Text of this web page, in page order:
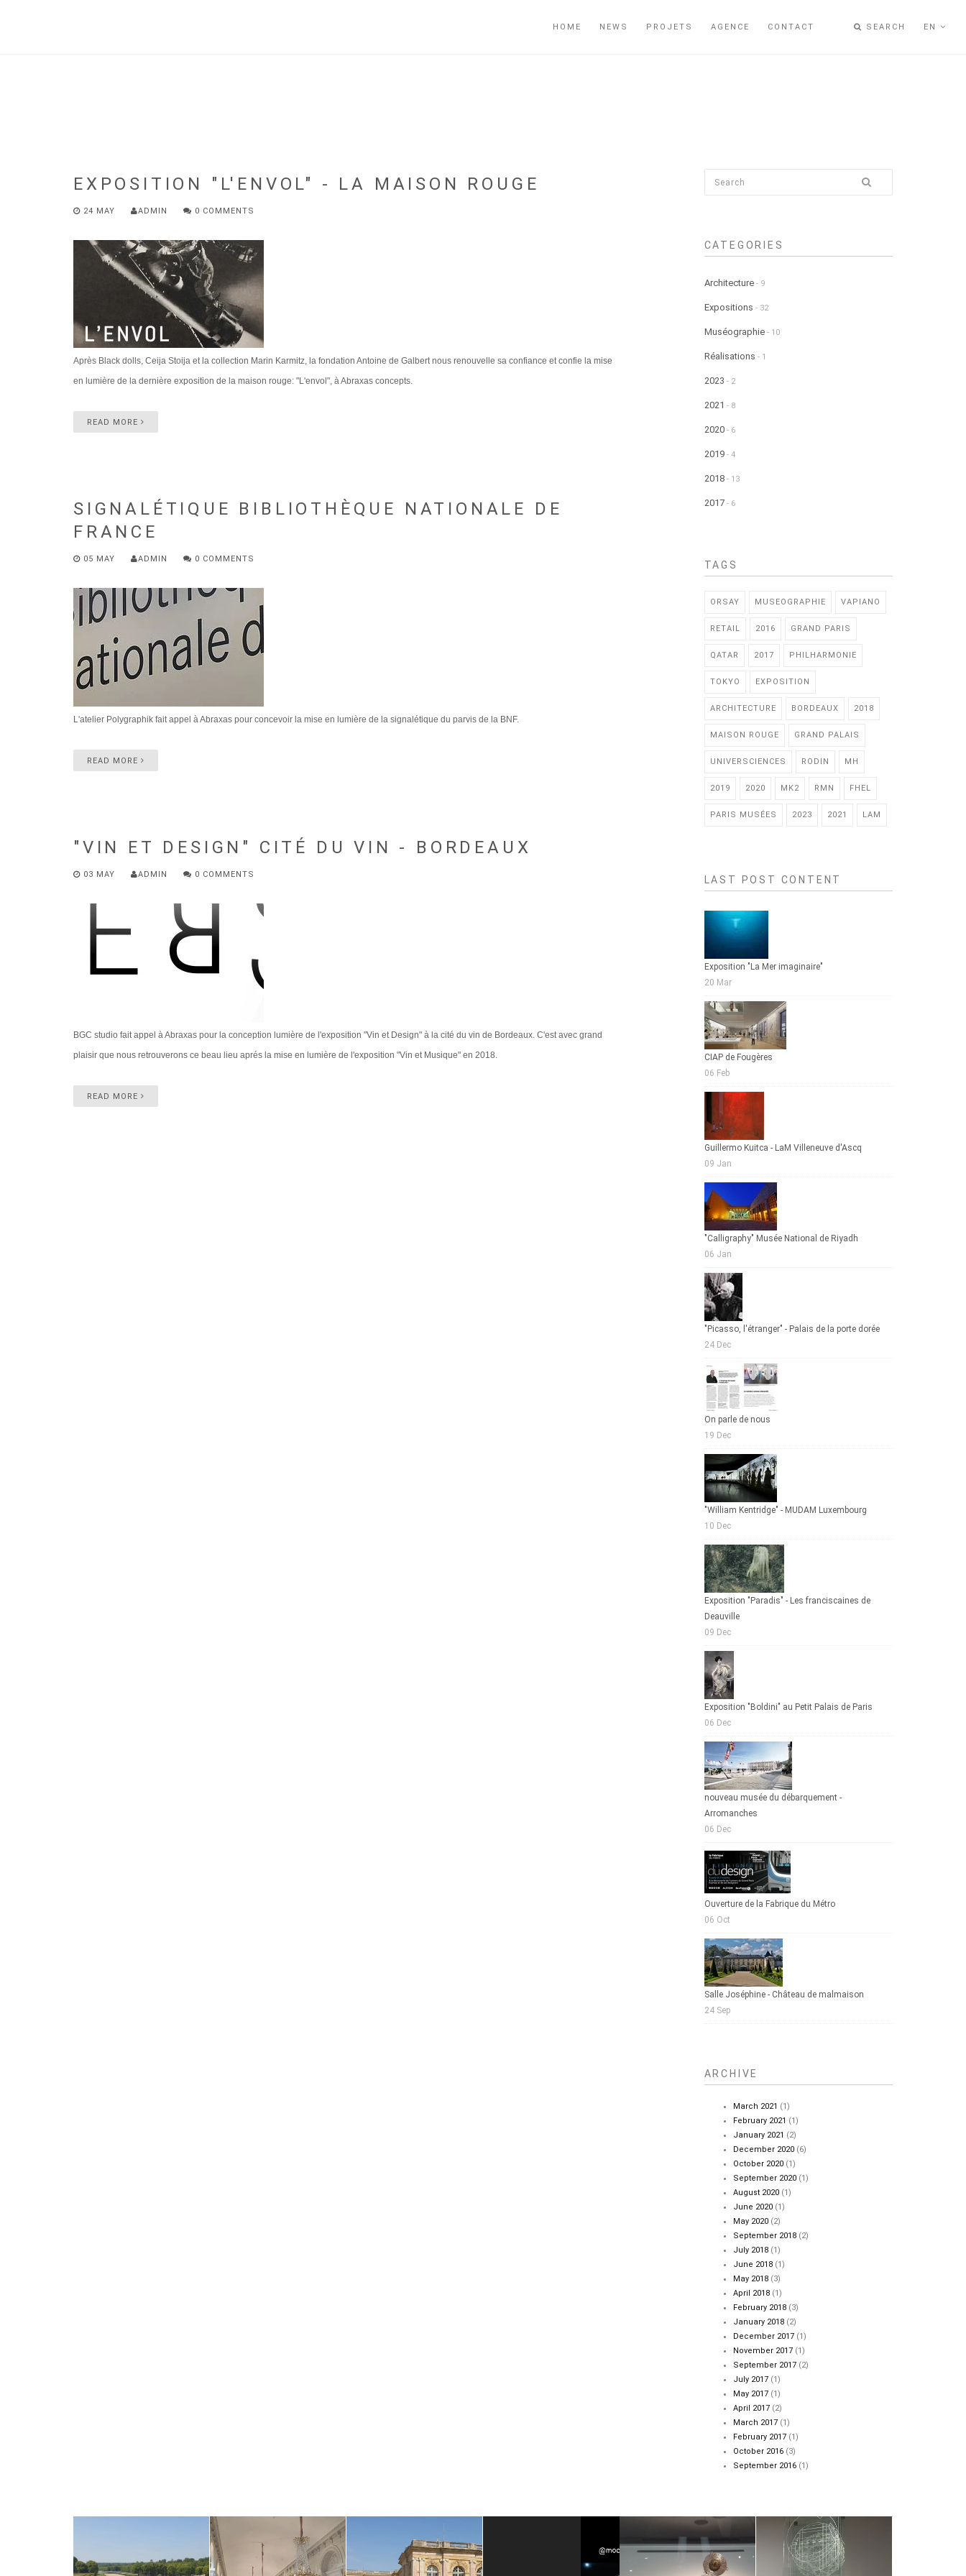
HOME NEWS PROJETS AGENCE CONTACT SEARCH EN
EXPOSITION "L'ENVOL" - LA MAISON ROUGE
24 MAY ADMIN 0 COMMENTS
Après Black dolls, Ceija Stoija et la collection Marin Karmitz, la fondation Antoine de Galbert nous renouvelle sa confiance et confie la mise
en lumière de la dernière exposition de la maison rouge: "L'envol", à Abraxas concepts.
READ MORE
SIGNALÉTIQUE BIBLIOTHÈQUE NATIONALE DE
FRANCE
05 MAY ADMIN 0 COMMENTS
L'atelier Polygraphik fait appel à Abraxas pour concevoir la mise en lumière de la signalétique du parvis de la BNF.
READ MORE
"VIN ET DESIGN" CITÉ DU VIN - BORDEAUX
03 MAY ADMIN 0 COMMENTS
BGC studio fait appel à Abraxas pour la conception lumière de l'exposition "Vin et Design" à la cité du vin de Bordeaux. C'est avec grand
plaisir que nous retrouverons ce beau lieu aprés la mise en lumière de l'exposition "Vin et Musique" en 2018.
READ MORE
CATEGORIES
Architecture - 9
Expositions - 32
Muséographie - 10
Réalisations - 1
2023 - 2
2021 - 8
2020 - 6
2019 - 4
2018 - 13
2017 - 6
TAGS
ORSAY MUSEOGRAPHIE VAPIANO
RETAIL 2016 GRAND PARIS
QATAR 2017 PHILHARMONIE
TOKYO EXPOSITION
ARCHITECTURE BORDEAUX 2018
MAISON ROUGE GRAND PALAIS
UNIVERSCIENCES RODIN MH
2019 2020 MK2 RMN FHEL
PARIS MUSÉES 2023 2021 LAM
LAST POST CONTENT
Exposition "La Mer imaginaire"
20 Mar
CIAP de Fougères
06 Feb
Guillermo Kuitca - LaM Villeneuve d'Ascq
09 Jan
"Calligraphy" Musée National de Riyadh
06 Jan
"Picasso, l'étranger" - Palais de la porte dorée
24 Dec
On parle de nous
19 Dec
"William Kentridge" - MUDAM Luxembourg
10 Dec
Exposition "Paradis" - Les franciscaines de
Deauville
09 Dec
Exposition "Boldini" au Petit Palais de Paris
06 Dec
nouveau musée du débarquement -
Arromanches
06 Dec
Ouverture de la Fabrique du Métro
06 Oct
Salle Joséphine - Château de malmaison
24 Sep
ARCHIVE
March 2021 (1)
February 2021 (1)
January 2021 (2)
December 2020(6)
October 2020(1)
September 2020(1)
August 2020(1)
June 2020(1)
May 2020(2)
September 2018(2)
July 2018(1)
June 2018(1)
May 2018(3)
April 2018(1)
February 2018(3)
January 2018(2)
December 2017(1)
November 2017(1)
September 2017(2)
July 2017(1)
May 2017(1)
April 2017(2)
March 2017(1)
February 2017(1)
October 2016(3)
September 2016(1)